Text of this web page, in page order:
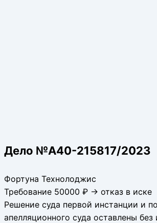
Дело №А40-215817/2023
Фортуна Технолоджис
Требование 50000 ₽ → отказ в иске
Решение суда первой инстанции и
апелляционного суда оставлены без